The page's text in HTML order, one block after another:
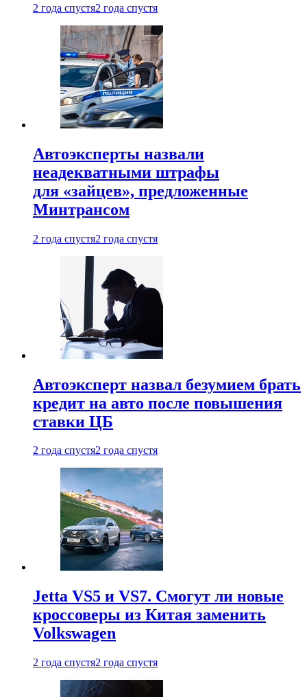
2 года спустя2 года спустя
Автоэксперты назвали
неадекватными штрафы
для «зайцев», предложенные
Минтрансом
2 года спустя2 года спустя
Автоэксперт назвал безумием брать
кредит на авто после повышения
ставки ЦБ
2 года спустя2 года спустя
Jetta VS5 и VS7. Смогут ли новые
кроссоверы из Китая заменить
Volkswagen
2 года спустя2 года спустя